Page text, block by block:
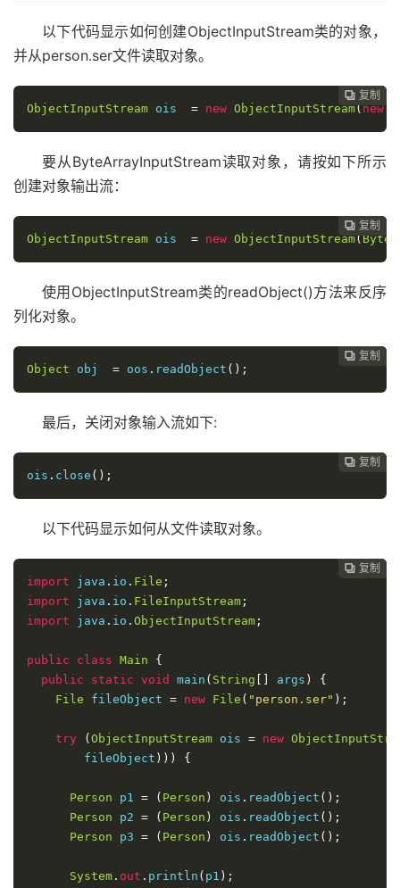
      oos
.writeObject(p2);
      oos
.writeObject(p3);
// Display the serialized objects on the
System . out. println p1);
System.out.println(p2);
System
out. println
);
catch IOException
      e
.printStackTrace
}
}
以下代码显示如何创建ObjectInputStream类的对象，
并从person.ser文件读取对象。
 复制
 复制
 复制
 复制
 复制
 复制
 复制
 复制
ObjectInputStream ois = new ObjectInputStream( new
要从ByteArrayInputStream读取对象，请按如下所示
创建对象输出流：
 复制
 复制
 复制
 复制
 复制
 复制
 复制
ObjectInputStream ois = new ObjectInputStream( Byte
使用ObjectInputStream类的readObject()方法来反序
列化对象。
 复制
 复制
 复制
 复制
 复制
 复制
Object obj = oos . readObject ();
最后，关闭对象输入流如下:
 复制
 复制
 复制
 复制
 复制
ois . close ();
以下代码显示如何从文件读取对象。
 复制
 复制
 复制
 复制
import java . io . File ;
import java . io . FileInputStream ;
import java . io . ObjectInputStream ;
public class Main
{
public
static void main ( String args )
{
File fileObject = new File ( "person.ser" );
try ( ObjectInputStream ois = new
        fileObject
))) {
Person p1 = ( Person ) ois . readObject ();
Person p2 = ( Person ) ois . readObject ();
Person p3 = ( Person ) ois . readObject ();
System . out . println ( p1 );